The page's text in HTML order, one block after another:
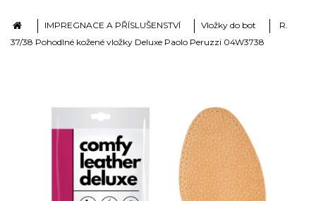
IMPREGNACE A PŘÍSLUŠENSTVÍ Vložky do bot
R.
37/38 Pohodlné kožené vložky Deluxe Paolo Peruzzi 04W3738